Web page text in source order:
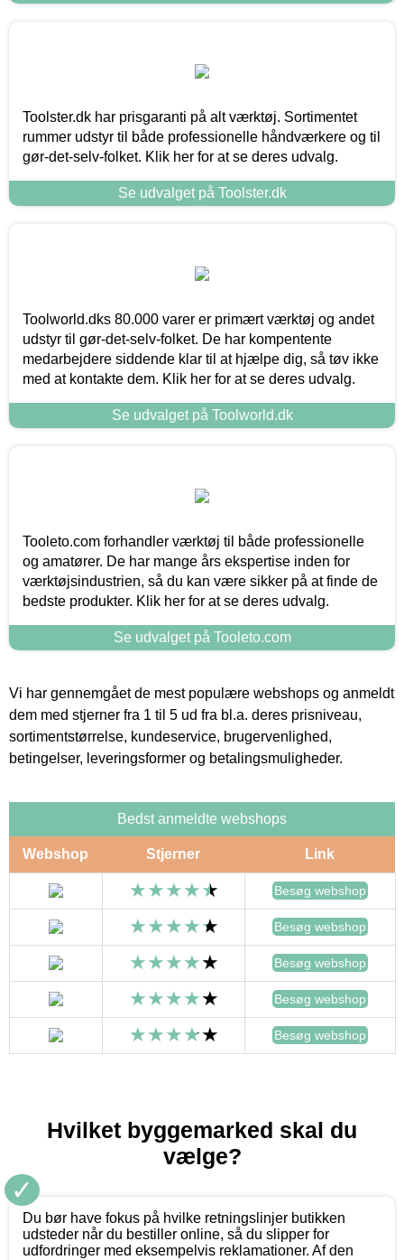
Toolster.dk har prisgaranti på alt værktøj. Sortimentet
rummer udstyr til både professionelle håndværkere og til
gør-det-selv-folket. Klik her for at se deres udvalg.
Se udvalget på Toolster.dk
Toolworld.dks 80.000 varer er primært værktøj og andet
udstyr til gør-det-selv-folket. De har kompentente
medarbejdere siddende klar til at hjælpe dig, så tøv ikke
med at kontakte dem. Klik her for at se deres udvalg.
Se udvalget på Toolworld.dk
Tooleto.com forhandler værktøj til både professionelle
og amatører. De har mange års ekspertise inden for
værktøjsindustrien, så du kan være sikker på at finde de
bedste produkter. Klik her for at se deres udvalg.
Se udvalget på Tooleto.com
Vi har gennemgået de mest populære webshops og anmeldt
dem med stjerner fra 1 til 5 ud fra bl.a. deres prisniveau,
sortimentstørrelse, kundeservice, brugervenlighed,
betingelser, leveringsformer og betalingsmuligheder.
Bedst anmeldte webshops
Webshop Stjerner Link
Besøg webshop
Besøg webshop
Besøg webshop
Besøg webshop
Besøg webshop
Hvilket byggemarked skal du
vælge?
✓
Du bør have fokus på hvilke retningslinjer butikken
udsteder når du bestiller online, så du slipper for
udfordringer med eksempelvis reklamationer. Af den